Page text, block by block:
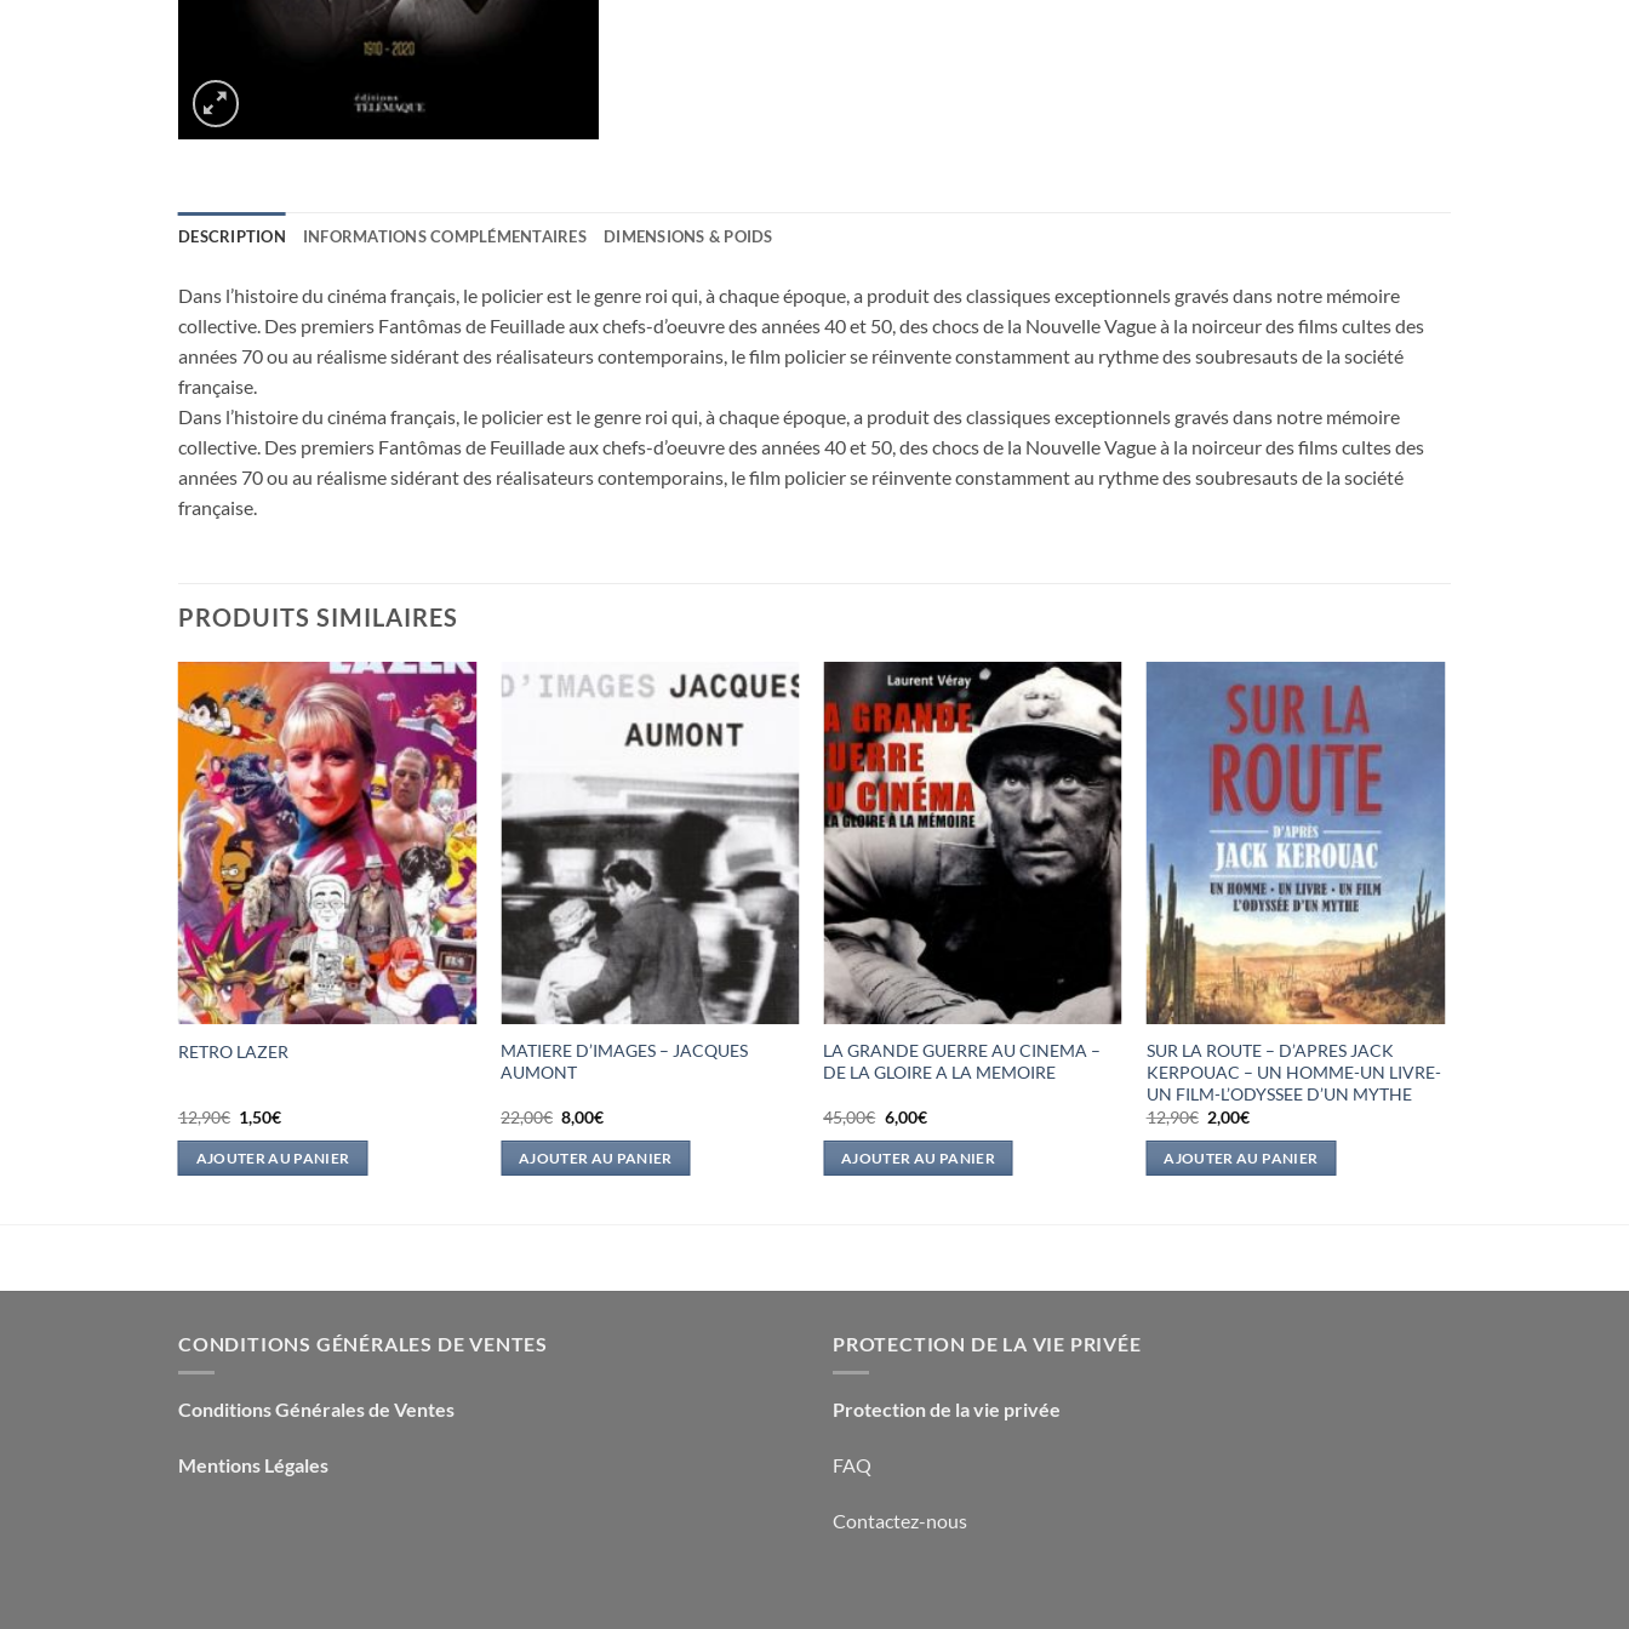
DESCRIPTION INFORMATIONS COMPLÉMENTAIRES DIMENSIONS & POIDS
Dans l’histoire du cinéma français, le policier est le genre roi qui, à chaque époque, a produit des classiques exceptionnels gravés dans notre mémoire
collective. Des premiers Fantômas de Feuillade aux chefs-d’oeuvre des années 40 et 50, des chocs de la Nouvelle Vague à la noirceur des films cultes des
années 70 ou au réalisme sidérant des réalisateurs contemporains, le film policier se réinvente constamment au rythme des soubresauts de la société
française.
Dans l’histoire du cinéma français, le policier est le genre roi qui, à chaque époque, a produit des classiques exceptionnels gravés dans notre mémoire
collective. Des premiers Fantômas de Feuillade aux chefs-d’oeuvre des années 40 et 50, des chocs de la Nouvelle Vague à la noirceur des films cultes des
années 70 ou au réalisme sidérant des réalisateurs contemporains, le film policier se réinvente constamment au rythme des soubresauts de la société
française.
PRODUITS SIMILAIRES
RETRO LAZER
12,90€ Le
prix
initial
était :
1,50€Le
actuel
est :
AJOUTER AU PANIER
MATIERE D’IMAGES – JACQUES
AUMONT
22,00€ Le
prix
initial
était :
8,00€Le
actuel
est :
AJOUTER AU PANIER
LA GRANDE GUERRE AU CINEMA –
DE LA GLOIRE A LA MEMOIRE
45,00€ Le
prix
initial
était :
6,00€Le
actuel
est :
AJOUTER AU PANIER
SUR LA ROUTE – D’APRES JACK
KERPOUAC – UN HOMME-UN LIVRE-
UN FILM-L’ODYSSEE D’UN MYTHE
12,90€ Le
prix
initial
était :
2,00€Le
actuel
est :
AJOUTER AU PANIER
CONDITIONS GÉNÉRALES DE VENTES
Conditions Générales de Ventes
Mentions Légales
PROTECTION DE LA VIE PRIVÉE
Protection de la vie privée
FAQ
Contactez-nous